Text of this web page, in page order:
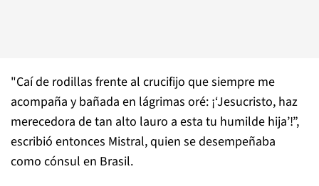
"Caí de rodillas frente al crucifijo que siempre me
acompaña y bañada en lágrimas oré: ¡‘Jesucristo, haz
merecedora de tan alto lauro a esta tu humilde hija’!”,
escribió entonces Mistral, quien se desempeñaba
como cónsul en Brasil.